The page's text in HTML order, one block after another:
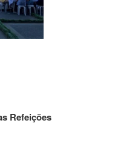
Refeições